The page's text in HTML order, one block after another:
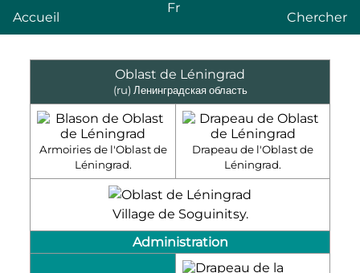
Accueil
Fr
Chercher
Oblast de Léningrad
(ru) Ленинградская область
Armoiries de l'Oblast de
Léningrad.
Drapeau de l'Oblast de
Léningrad.
Village de Soguinitsy.
Administration